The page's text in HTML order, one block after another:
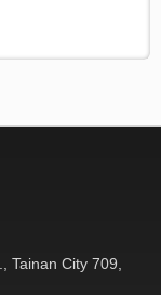
Tainan City 709,